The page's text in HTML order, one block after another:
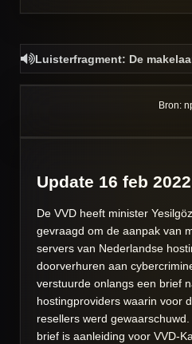
Luisterfragment: De
Bron:
Update 16 feb 2022
De VVD heeft minister
gevraagd om de aanpak van
servers van Nederlandse
doorverhuren aan
verstuurde onlangs een brief
hostingproviders waarin voor
resellers werd
brief is aanleiding voor VVD-